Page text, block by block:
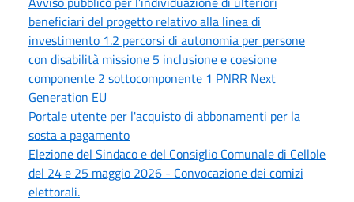
beneficiari del progetto relativo alla linea di
investimento 1.2 percorsi di autonomia per persone
con disabilità missione 5 inclusione e coesione
componente 2 sottocomponente 1 PNRR Next
Generation EU
Portale utente per l'acquisto di abbonamenti per la
sosta a pagamento
Elezione del Sindaco e del Consiglio Comunale di Cellole
del 24 e 25 maggio 2026 - Convocazione dei comizi
elettorali.